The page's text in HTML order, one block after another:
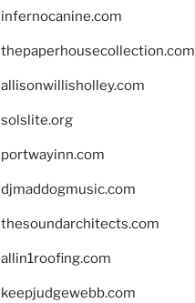
infernocanine.com
thepaperhousecollection.com
allisonwillisholley.com
solslite.org
portwayinn.com
djmaddogmusic.com
thesoundarchitects.com
allin1roofing.com
keepjudgewebb.com